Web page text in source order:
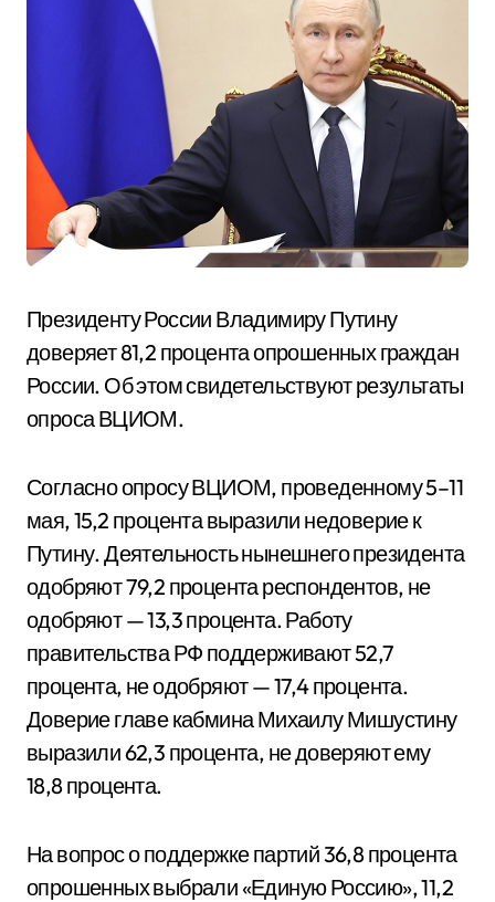
Президенту России Владимиру Путину
доверяет 81,2 процента опрошенных граждан
России. Об этом свидетельствуют результаты
опроса ВЦИОМ.
Согласно опросу ВЦИОМ, проведенному 5–11
мая, 15,2 процента выразили недоверие к
Путину. Деятельность нынешнего президента
одобряют 79,2 процента респондентов, не
одобряют — 13,3 процента. Работу
правительства РФ поддерживают 52,7
процента, не одобряют — 17,4 процента.
Доверие главе кабмина Михаилу Мишустину
выразили 62,3 процента, не доверяют ему
18,8 процента.
На вопрос о поддержке партий 36,8 процента
опрошенных выбрали «Единую Россию», 11,2